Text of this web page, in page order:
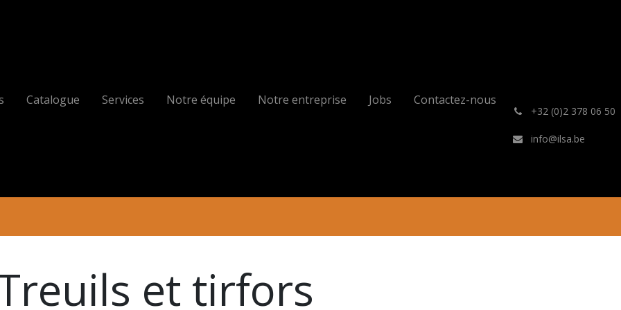
Catalogue Services Notre équipe Notre entreprise Jobs Contactez-nous
+32 (0)2 378 06 50
info@ilsa.be
et tirfors